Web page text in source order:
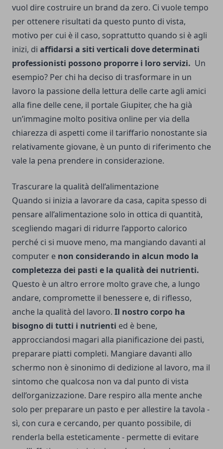
vuol dire costruire un brand da zero. Ci vuole tempo
per ottenere risultati da questo punto di vista,
motivo per cui è il caso, soprattutto quando si è agli
inizi, di affidarsi a siti verticali dove determinati
professionisti possono proporre i loro servizi. Un
esempio? Per chi ha deciso di trasformare in un
lavoro la passione della lettura delle carte agli amici
alla fine delle cene, il portale Giupiter, che ha già
un’immagine molto positiva online per via della
chiarezza di aspetti come il tariffario nonostante sia
relativamente giovane, è un punto di riferimento che
vale la pena prendere in considerazione.
Trascurare la qualità dell’alimentazione
Quando si inizia a lavorare da casa, capita spesso di
pensare all’alimentazione solo in ottica di quantità,
scegliendo magari di ridurre l’apporto calorico
perché ci si muove meno, ma mangiando davanti al
computer e non considerando in alcun modo la
completezza dei pasti e la qualità dei nutrienti.
Questo è un altro errore molto grave che, a lungo
andare, compromette il benessere e, di riflesso,
anche la qualità del lavoro. Il nostro corpo ha
bisogno di tutti i nutrienti ed è bene,
approcciandosi magari alla pianificazione dei pasti,
preparare piatti completi. Mangiare davanti allo
schermo non è sinonimo di dedizione al lavoro, ma il
sintomo che qualcosa non va dal punto di vista
dell’organizzazione. Dare respiro alla mente anche
solo per preparare un pasto e per allestire la tavola -
sì, con cura e cercando, per quanto possibile, di
renderla bella esteticamente - permette di evitare